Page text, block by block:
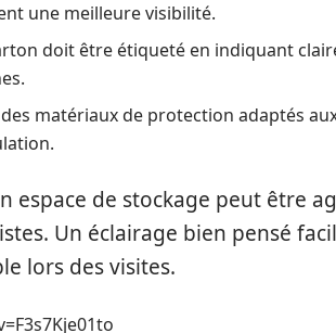
une meilleure visibilité.
doit être étiqueté en indiquant
des matériaux de protection adaptés
espace de stockage peut être
Un éclairage bien pensé
lors des visites.